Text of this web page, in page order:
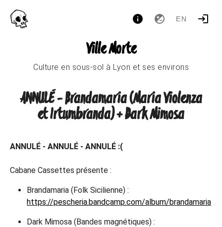
EN
Ville Morte
Culture en sous-sol à Lyon et ses environs
ANNULÉ - Brandamaria (Maria Violenza
et Irtumbranda) + Dark Mimosa
ANNULÉ - ANNULÉ - ANNULÉ :(
Cabane Cassettes présente :
Brandamaria (Folk Sicilienne) :
https://pescheria.bandcamp.com/album/brandamaria
Dark Mimosa (Bandes magnétiques) :